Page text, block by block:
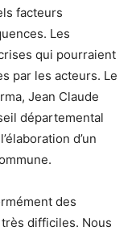
facteurs
Les
qui pourraient
par les acteurs. Le
Jean Claude
départemental
d’un
des
difficiles. Nous